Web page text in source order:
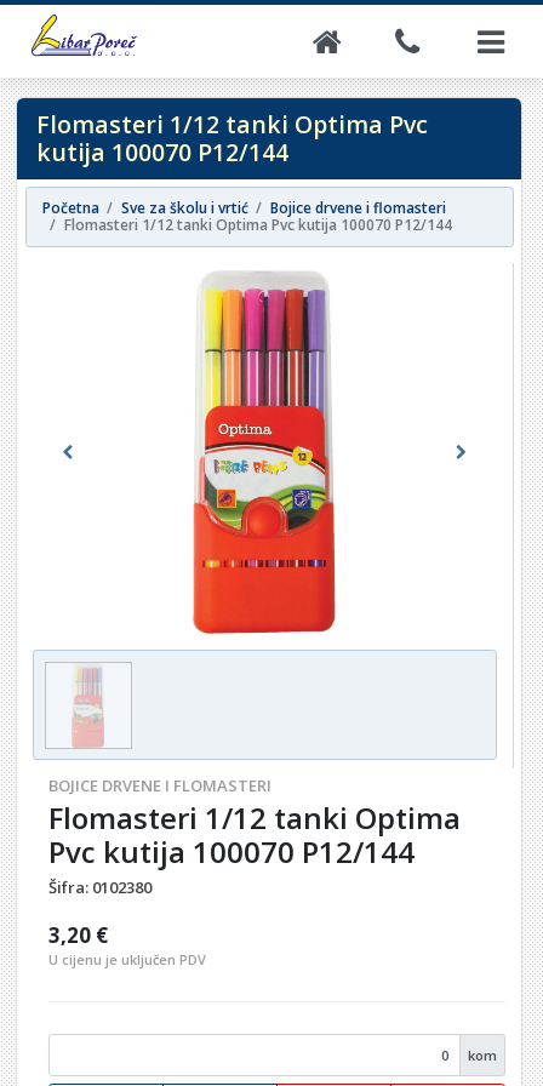
Flomasteri 1/12 tanki Optima Pvc
kutija 100070 P12/144
Početna Sve za školu i vrtić
Bojice drvene i flomasteri
Flomasteri 1/12 tanki Optima Pvc kutija 100070 P12/144
Previous Next
BOJICE DRVENE I FLOMASTERI
Flomasteri 1/12 tanki Optima
Pvc kutija 100070 P12/144
Šifra: 0102380
3,20 €
U cijenu je uključen PDV
kom